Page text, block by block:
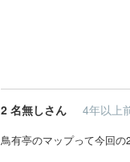
2 名無しさん 4年以上
鳥有亭のマップって今回